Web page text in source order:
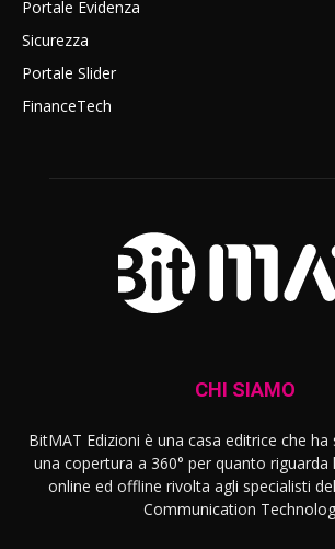
Portale Evidenza
Sicurezza
Portale Slider
FinanceTech
CHI SIAMO
BitMAT Edizioni è una casa editrice che
una copertura a 360° per quanto riguarda
online ed offline rivolta agli specialisti
Communication